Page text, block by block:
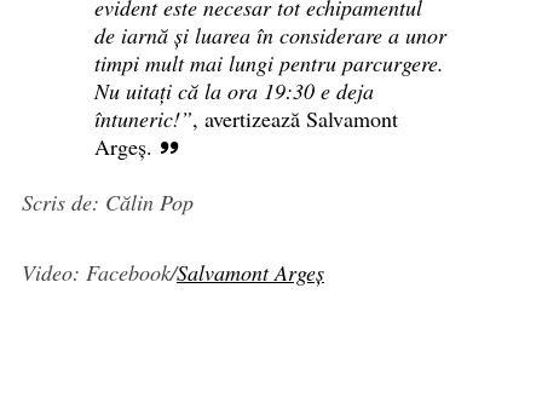
evident este necesar tot echipamentul
de iarnă și luarea în considerare a unor
timpi mult mai lungi pentru parcurgere.
Nu uitați că la ora 19:30 e deja
întuneric!”, avertizează Salvamont
Argeș.
Scris de: Călin Pop
Video: Facebook/Salvamont Argeș